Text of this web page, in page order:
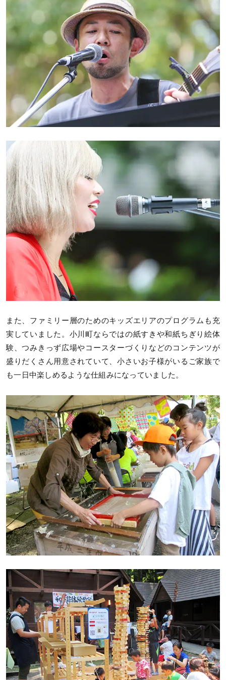
また、ファミリー層のためのキッズエリアのプログラムも充
実していました。小川町ならではの紙すきや和紙ちぎり絵体
験、つみきっず広場やコースターづくりなどのコンテンツが
盛りだくさん用意されていて、小さいお子様がいるご家族で
も一日中楽しめるような仕組みになっていました。